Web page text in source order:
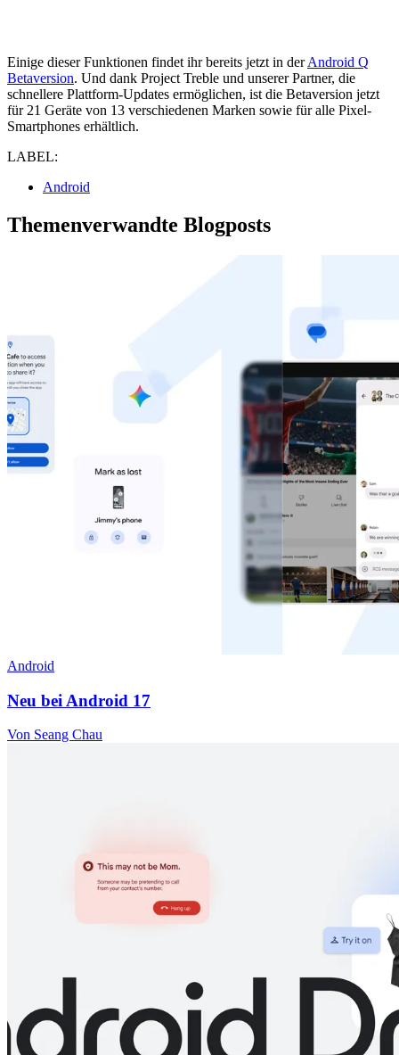
Einige dieser Funktionen findet ihr bereits jetzt in derAndroid Q
Betaversion. Und dank Project Treble und unserer Partner, die
schnellere Plattform-Updates ermöglichen, ist die Betaversion jetzt
für 21 Geräte von 13 verschiedenen Marken sowie für alle Pixel-
Smartphones erhältlich.
LABEL:
Android
Themenverwandte Blogposts
Android
Neu bei Android 17
Von Seang Chau